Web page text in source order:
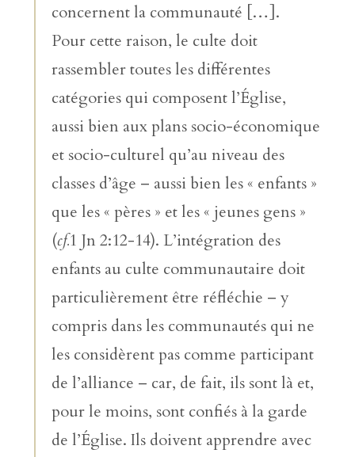
concernent la communauté […].
Pour cette raison, le culte doit
rassembler toutes les différentes
catégories qui composent l’Église,
aussi bien aux plans socio-économique
et socio-culturel qu’au niveau des
classes d’âge – aussi bien les « enfants »
que les « pères » et les « jeunes gens »
(cf.1 Jn 2:12-14). L’intégration des
enfants au culte communautaire doit
particulièrement être réfléchie – y
compris dans les communautés qui ne
les considèrent pas comme participant
de l’alliance – car, de fait, ils sont là et,
pour le moins, sont confiés à la garde
de l’Église. Ils doivent apprendre avec